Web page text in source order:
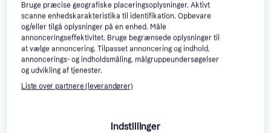
Scosche MagicGrip
Wireless Charger Auto
Bruge præcise geografiske placeringsoplysninger. Aktivt
scanne enhedskarakteristika til identifikation. Opbevare
og/eller tilgå oplysninger på en enhed. Måle
annonceringseffektivitet. Bruge begrænsede oplysninger til
at vælge annoncering. Tilpasset annoncering og indhold,
annoncerings- og indholdsmåling, målgruppeundersøgelser
og udvikling af tjenester.
Liste over partnere (leverandører)
Indstillinger